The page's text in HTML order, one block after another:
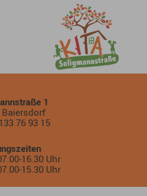
KiTa
1
Baiersdorf
76 93 15
16.30 Uhr
15.30 Uhr